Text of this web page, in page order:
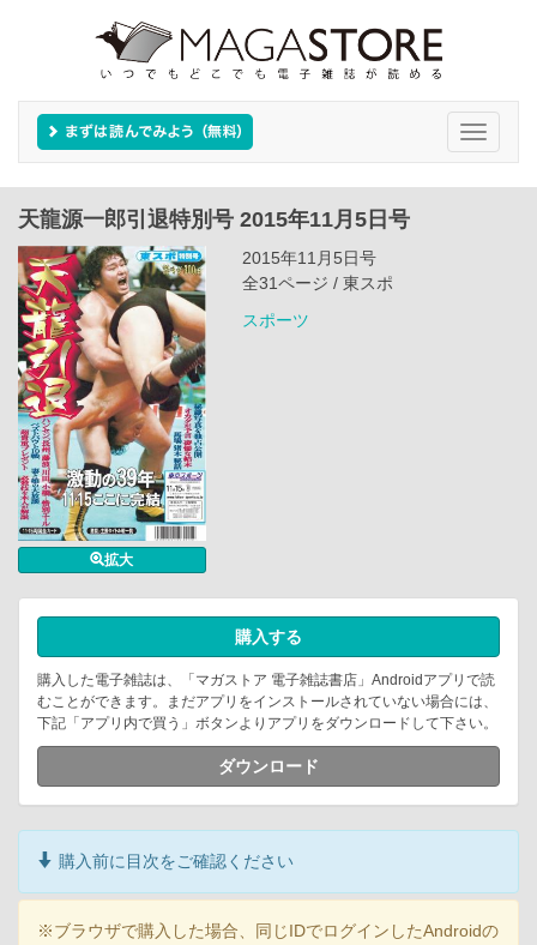
Toggle
天龍源一郎引退特別号 2015年11月5日号
拡大
2015年11月5日号
全31ページ / 東スポ
スポーツ
購入する
購入した電子雑誌は、「マガストア 電子雑誌書店」Androidアプリで読
むことができます。まだアプリをインストールされていない場合には、
下記「アプリ内で買う」ボタンよりアプリをダウンロードして下さい。
ダウンロード
購入前に目次をご確認ください
※ブラウザで購入した場合、同じIDでログインしたAndroidの